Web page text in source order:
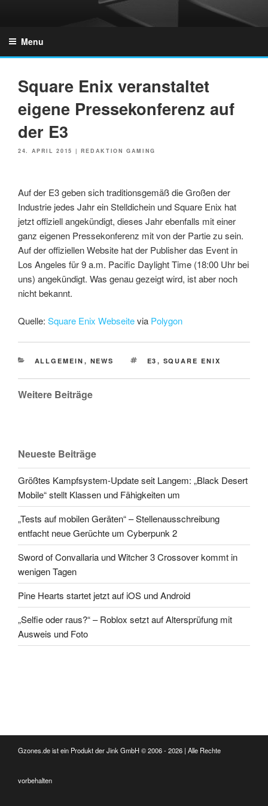
Menu
Square Enix veranstaltet
eigene Pressekonferenz auf
der E3
POSTED
24. APRIL 2015 | REDAKTION GAMING
Auf der E3 geben sich traditionsgemäß die Großen der
Industrie jedes Jahr ein Stelldichein und Square Enix hat
jetzt offiziell angekündigt, dieses Jahr ebenfalls mit einer
ganz eigenen Pressekonferenz mit von der Partie zu sein.
Auf der offiziellen Website hat der Publisher das Event in
Los Angeles für 9 a.m. Pacific Daylight Time (18:00 Uhr bei
uns) angekündigt. Was genau gezeigt wird, ist aber noch
nicht bekannt.
Quelle: Square Enix Webseitevia Polygon
CATEGORIES
ALLGEMEIN , NEWS TAGS
E3 , SQUARE ENIX
Weitere Beiträge
Neueste Beiträge
Größtes Kampfsystem-Update seit Langem: „Black Desert
Mobile“ stellt Klassen und Fähigkeiten um
„Tests auf mobilen Geräten“ – Stellenausschreibung
entfacht neue Gerüchte um Cyberpunk 2
Sword of Convallaria und Witcher 3 Crossover kommt in
wenigen Tagen
Pine Hearts startet jetzt auf iOS und Android
„Selfie oder raus?“ – Roblox setzt auf Altersprüfung mit
Ausweis und Foto
Gzones.de ist ein Produkt der Jink GmbH © 2006 - 2026 | Alle Rechte
vorbehalten